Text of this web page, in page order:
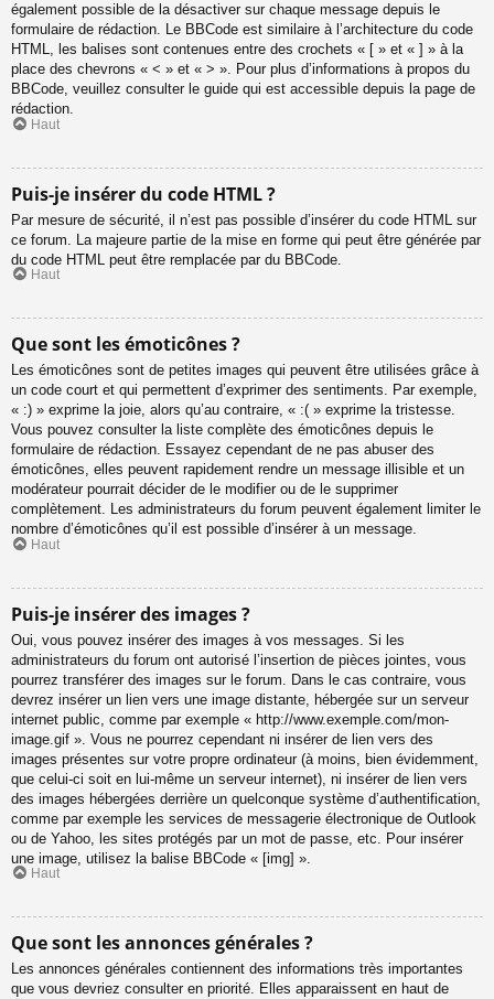
également possible de la désactiver sur chaque message depuis le
formulaire de rédaction. Le BBCode est similaire à l’architecture du code
HTML, les balises sont contenues entre des crochets « [ » et « ] » à la
place des chevrons « < » et « > ». Pour plus d’informations à propos du
BBCode, veuillez consulter le guide qui est accessible depuis la page de
rédaction.
Haut
Puis-je insérer du code HTML ?
Par mesure de sécurité, il n’est pas possible d’insérer du code HTML sur
ce forum. La majeure partie de la mise en forme qui peut être générée par
du code HTML peut être remplacée par du BBCode.
Haut
Que sont les émoticônes ?
Les émoticônes sont de petites images qui peuvent être utilisées grâce à
un code court et qui permettent d’exprimer des sentiments. Par exemple,
« :) » exprime la joie, alors qu’au contraire, « :( » exprime la tristesse.
Vous pouvez consulter la liste complète des émoticônes depuis le
formulaire de rédaction. Essayez cependant de ne pas abuser des
émoticônes, elles peuvent rapidement rendre un message illisible et un
modérateur pourrait décider de le modifier ou de le supprimer
complètement. Les administrateurs du forum peuvent également limiter le
nombre d’émoticônes qu’il est possible d’insérer à un message.
Haut
Puis-je insérer des images ?
Oui, vous pouvez insérer des images à vos messages. Si les
administrateurs du forum ont autorisé l’insertion de pièces jointes, vous
pourrez transférer des images sur le forum. Dans le cas contraire, vous
devrez insérer un lien vers une image distante, hébergée sur un serveur
internet public, comme par exemple « http://www.exemple.com/mon-
image.gif ». Vous ne pourrez cependant ni insérer de lien vers des
images présentes sur votre propre ordinateur (à moins, bien évidemment,
que celui-ci soit en lui-même un serveur internet), ni insérer de lien vers
des images hébergées derrière un quelconque système d’authentification,
comme par exemple les services de messagerie électronique de Outlook
ou de Yahoo, les sites protégés par un mot de passe, etc. Pour insérer
une image, utilisez la balise BBCode « [img] ».
Haut
Que sont les annonces générales ?
Les annonces générales contiennent des informations très importantes
que vous devriez consulter en priorité. Elles apparaissent en haut de